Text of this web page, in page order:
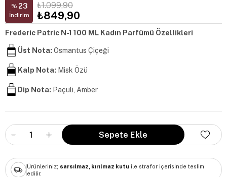
% 23
İndirim
₺1.099,90
₺849,90
Frederic Patric N-1 100 ML Kadın Parfümü Özellikleri
Üst Nota: Osmantus Çiçeği
Kalp Nota: Misk Özü
Dip Nota: Paçuli, Amber
Ürünleriniz; sarsılmaz, kırılmaz kutu ile strafor içerisinde teslim
edilir.